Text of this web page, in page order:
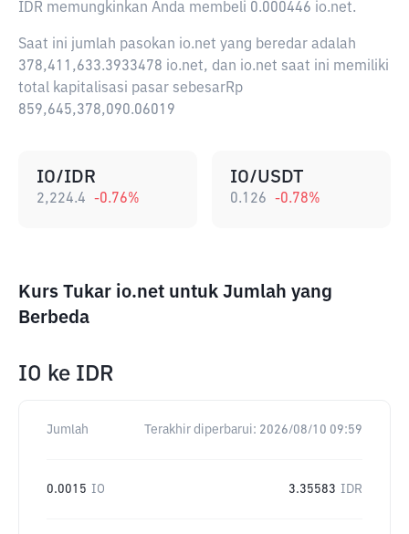
IDR memungkinkan Anda membeli 0.000446 io.net.
Saat ini jumlah pasokan io.net yang beredar adalah
378,411,633.3933478 io.net, dan io.net saat ini memiliki
total kapitalisasi pasar sebesarRp
859,645,378,090.06019
IO/IDR
2,224.4 -0.76%
IO/USDT
0.126 -0.78%
Kurs Tukar io.net untuk Jumlah yang
Berbeda
IO ke IDR
Jumlah Terakhir diperbarui: 2026/08/10 09:59
0.0015 IO 3.35583 IDR